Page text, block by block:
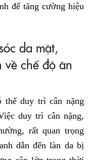
để tăng cường hiệu
da mặt,
về chế độ ăn
thể duy trì cân nặng
duy trì cân nặng,
rất quan trọng
dẫn đến làn da bị